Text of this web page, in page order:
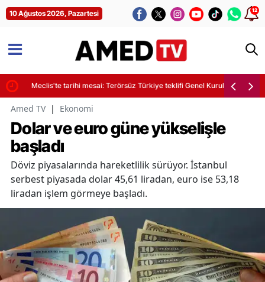
10 Ağustos 2026, Pazartesi 12
Meclis'te tarihi mesai: Terörsüz Türkiye teklifi Genel Kurul gündeminde
Amed TV | Ekonomi
Dolar ve euro güne yükselişle
başladı
Döviz piyasalarında hareketlilik sürüyor. İstanbul
serbest piyasada dolar 45,61 liradan, euro ise 53,18
liradan işlem görmeye başladı.